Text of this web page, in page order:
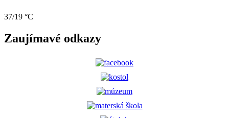
37/19 °C
Zaujímavé odkazy